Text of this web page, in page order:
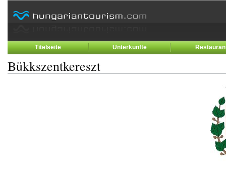
Titelseite Unterkünfte
Bükkszentkereszt